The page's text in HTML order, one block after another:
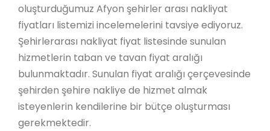
oluşturduğumuz Afyon şehirler arası nakliyat
fiyatları listemizi incelemelerini tavsiye ediyoruz.
Şehirlerarası nakliyat fiyat listesinde sunulan
hizmetlerin taban ve tavan fiyat aralığı
bulunmaktadır. Sunulan fiyat aralığı çerçevesinde
şehirden şehire nakliye de hizmet almak
isteyenlerin kendilerine bir bütçe oluşturması
gerekmektedir.